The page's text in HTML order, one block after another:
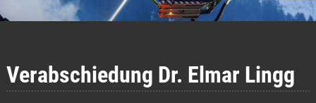
Verabschiedung Dr. Elmar Lingg